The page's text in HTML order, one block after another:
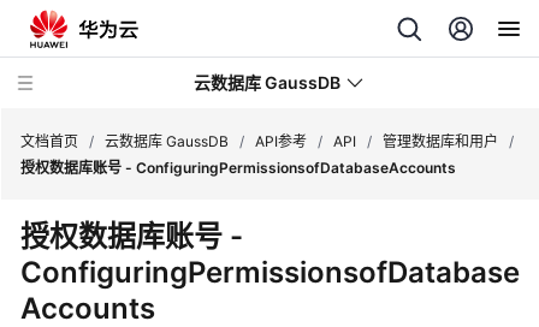
云数据库 GaussDB
最
新
动
文档首页 / 云数据库 GaussDB / API参考 / API / 管理数据库和用户
/
授权数据库账号 - ConfiguringPermissionsofDatabaseAccounts
授权数据库账号 -
ConfiguringPermissionsofDatabase
Accounts